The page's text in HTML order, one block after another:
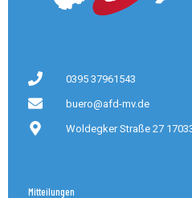
0395 37961543
buero@afd-mv.de
Woldegker Straße 27
Mitteilungen